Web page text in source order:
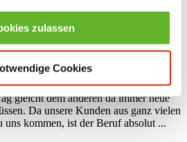
zulassen
Cookies
ganzheitliche Ausbildung ...
(m/w/d)Berufsbekleidung Leissing
ist bei uns super
gleicht dem anderen da immer neue
Da unsere Kunden aus ganz vielen
uns kommen, ist der Beruf absolut ...